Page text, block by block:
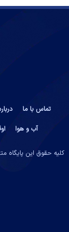
تماس با ما
آب و هوا
کلیه حقوق این پایگاه